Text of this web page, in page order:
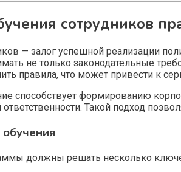
сотрудников
— залог успешной реализации
не только законодательные
правила, что может привести к
способствует формированию
Такой подход
должны решать несколько